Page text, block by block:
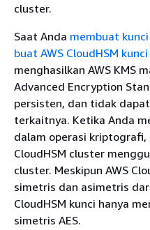
cluster.
Saat Anda membuat
buat AWS CloudHSM kunci
menghasilkan AWS KMS
Advanced Encryption
persisten, dan tidak
terkaitnya. Ketika Anda
dalam operasi kriptografi,
CloudHSM cluster
cluster. Meskipun AWS
simetris dan asimetris
CloudHSM kunci hanya
simetris AES.